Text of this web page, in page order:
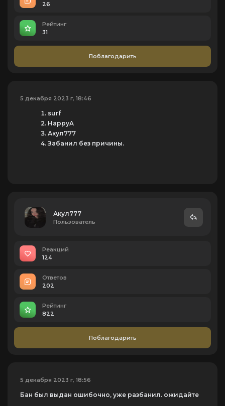
26
Рейтинг
31
Поблагодарить
5 декабря 2023 г, 18:46
surf
HappyA
Акул777
Забанил без причины.
Акул777
Пользователь
Реакций
124
Ответов
202
Рейтинг
822
Поблагодарить
5 декабря 2023 г, 18:56
Бан был выдан ошибочно, уже разбанил. ожидайте